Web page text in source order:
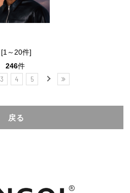
[1～20件]
246件
3 4 5